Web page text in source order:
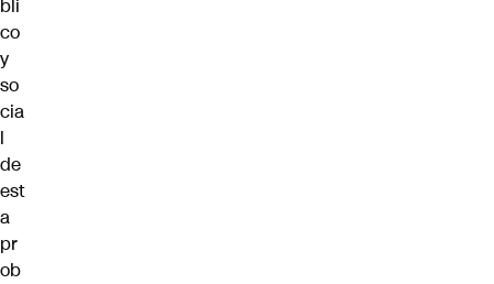
bli
co
y
so
cia
l
de
est
a
pr
ob